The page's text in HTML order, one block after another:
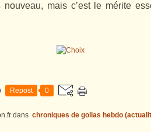
nouveau, mais c’est le mérite
Repost 0
dans chroniques de golias hebdo